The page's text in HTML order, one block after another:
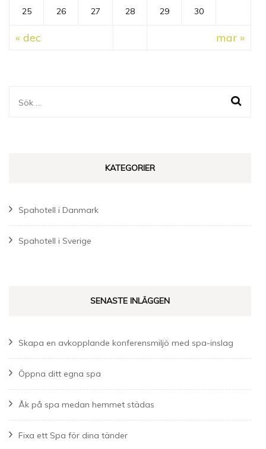
25 26 27 28 29 30
« dec mar »
Sök
KATEGORIER
Spahotell i Danmark
Spahotell i Sverige
SENASTE INLÄGGEN
Skapa en avkopplande konferensmiljö med spa-inslag
Öppna ditt egna spa
Åk på spa medan hemmet städas
Fixa ett Spa för dina tänder